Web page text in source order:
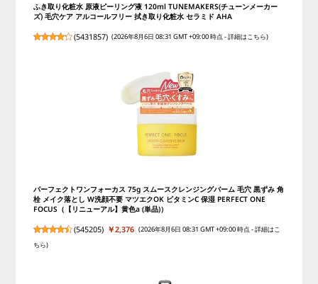
ふき取り化粧水 原液ピーリング液 120ml TUNEMAKERS(チューンメーカー
ズ) 毛穴ケア アルコールフリー 拭き取り化粧水 セラミド AHA
(5431857) (2026年8月6日 08:31 GMT +09:00 時点 -詳細はこちら)
パーフェクトワンフォーカス 75g スムースクレンジングバーム 毛穴 黒ずみ 角
栓 メイク落とし W洗顔不要 マツエクOK ビタミンC 保湿 PERFECT ONE
FOCUS（【リニューアル】黄色a (単品)）
(545205) ￥2,376 (2026年8月6日 08:31 GMT +09:00 時点 -詳細はこ
ちら)